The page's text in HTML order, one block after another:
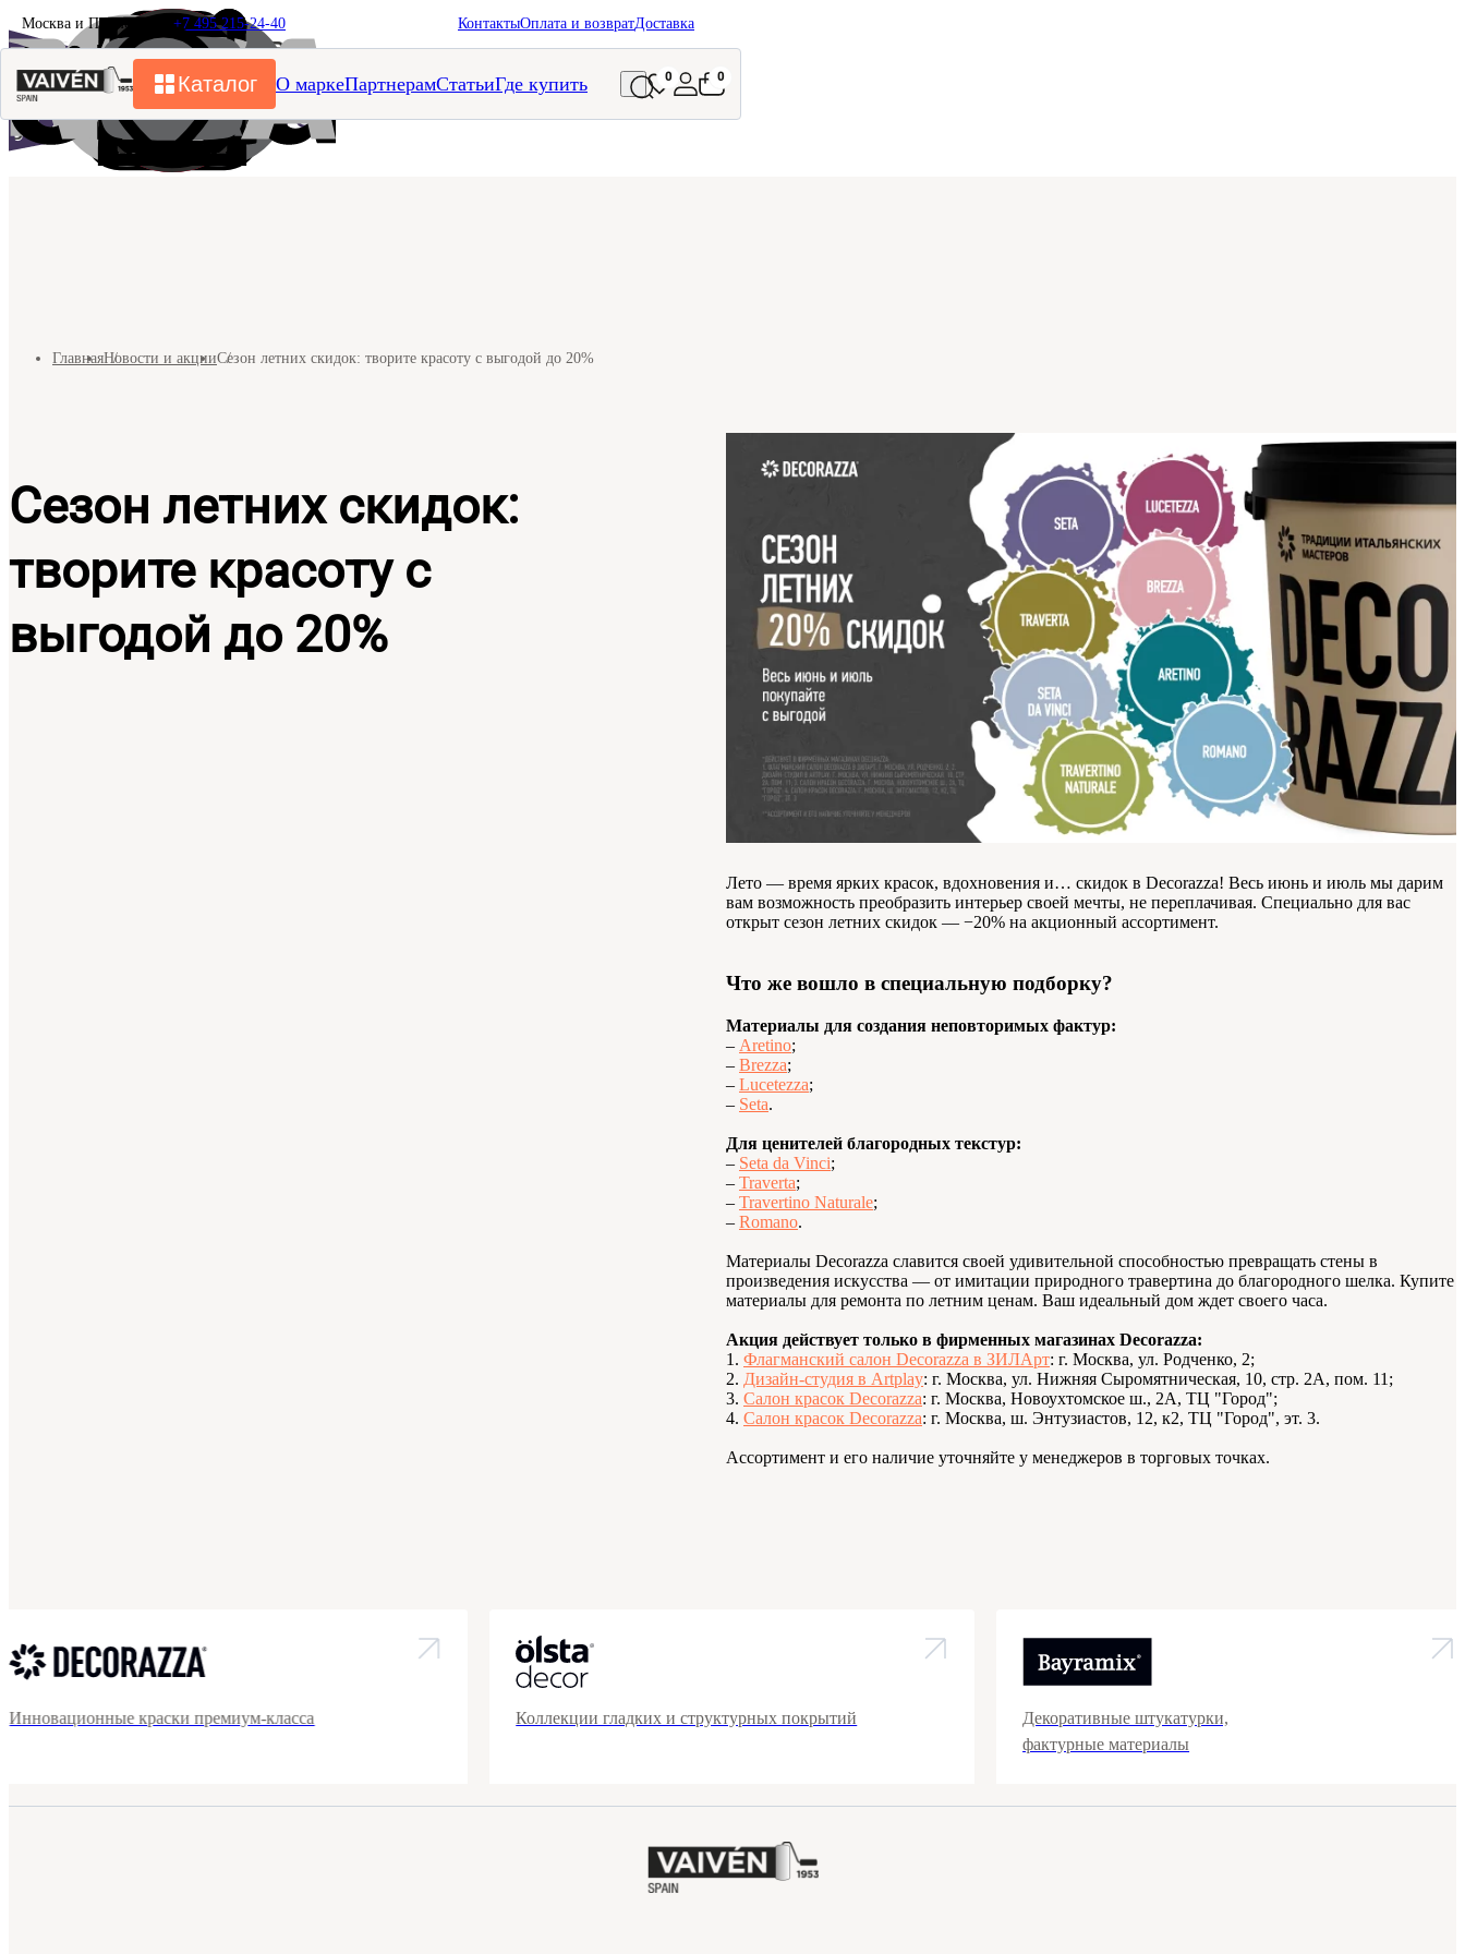
Москва и Подмосковье +7 495 215-24-40 КонтактыОплата и возвратДоставка
Каталог О маркеПартнерамСтатьиГде купить 0 0
ГлавнаяНовости и акцииСезон летних скидок: творите красоту с выгодой до 20%
Сезон летних скидок:
творите красоту с
выгодой до 20%
Лето — время ярких красок, вдохновения и… скидок в Decorazza! Весь июнь и июль мы дарим
вам возможность преобразить интерьер своей мечты, не переплачивая. Специально для вас
открыт сезон летних скидок — −20% на акционный ассортимент.
Что же вошло в специальную подборку?
Материалы для создания неповторимых фактур:
– Aretino;
– Brezza;
– Lucetezza;
– Seta.
Для ценителей благородных текстур:
– Seta da Vinci;
– Traverta;
– Travertino Naturale;
– Romano.
Материалы Decorazza славится своей удивительной способностью превращать стены в
произведения искусства — от имитации природного травертина до благородного шелка. Купите
материалы для ремонта по летним ценам. Ваш идеальный дом ждет своего часа.
Акция действует только в фирменных магазинах Decorazza:
1. Флагманский салон Decorazza в ЗИЛАрт: г. Москва, ул. Родченко, 2;
2. Дизайн-студия в Artplay: г. Москва, ул. Нижняя Сыромятническая, 10, стр. 2А, пом. 11;
3. Салон красок Decorazza: г. Москва, Новоухтомское ш., 2А, ТЦ "Город";
4. Салон красок Decorazza: г. Москва, ш. Энтузиастов, 12, к2, ТЦ "Город", эт. 3.
Ассортимент и его наличие уточняйте у менеджеров в торговых точках.
Инновационные краски премиум-класса Коллекции гладких и структурных покрытий
Декоративные штукатурки,
фактурные материалы